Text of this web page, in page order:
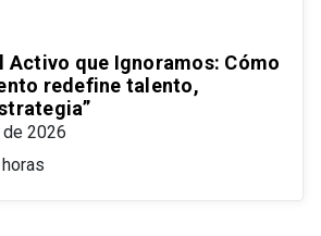
Activo que Ignoramos: Cómo
redefine talento,
2026